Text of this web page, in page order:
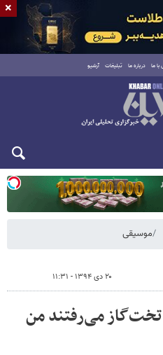
ما درباره ما تبلیغات آرشیو
موسیقی
۲۰ دی ۱۳۹۴ - ۱۱:۳۱
تخت‌گاز می‌رفتند من
×